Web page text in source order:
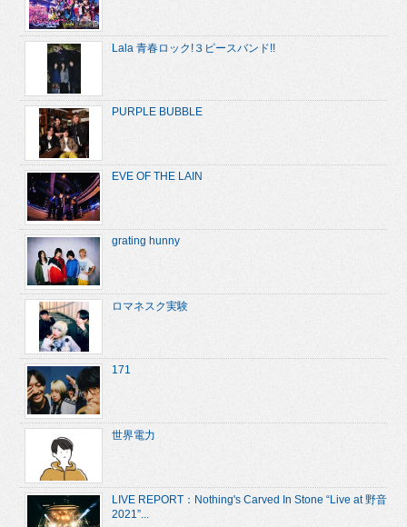
Lala 青春ロック!３ピースバンド!!
PURPLE BUBBLE
EVE OF THE LAIN
grating hunny
ロマネスク実験
171
世界電力
LIVE REPORT：Nothing's Carved In Stone “Live at 野音
2021”...